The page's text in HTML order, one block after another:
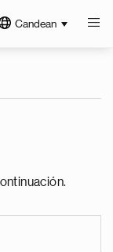
Candean